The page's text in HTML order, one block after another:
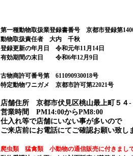
第一種動物取扱業登録書番号 京都市登録第
動物取扱責任者 大内 千秋
登録更新の年月日 令和元年11月14日
有効期間の末日 令和6年12月9日
古物商許可番号第 611090930018号
特定動物ワニガメ 京都市許可第22021号
店舗住所 京都市伏見区桃山最上町５４-
営業時間 PM14:00からPM8:00
仕入れ等で店舗にいない事が多いので
ご来店前にお電話にてご確認お願い致し
爬虫類 猛禽類 小動物の通信販売に付きまし